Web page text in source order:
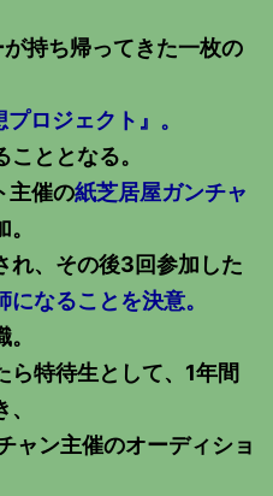
持ち帰ってきた一枚の
ロジェクト』。
ととなる。
主催の紙芝居屋ガンチャ
れ、その後3回参加した
になることを決意。
ら特待生として、1年間
ャン主催のオーディショ